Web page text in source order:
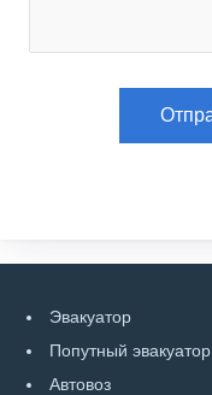
Эвакуатор
Попутный эвакуатор
Автовоз